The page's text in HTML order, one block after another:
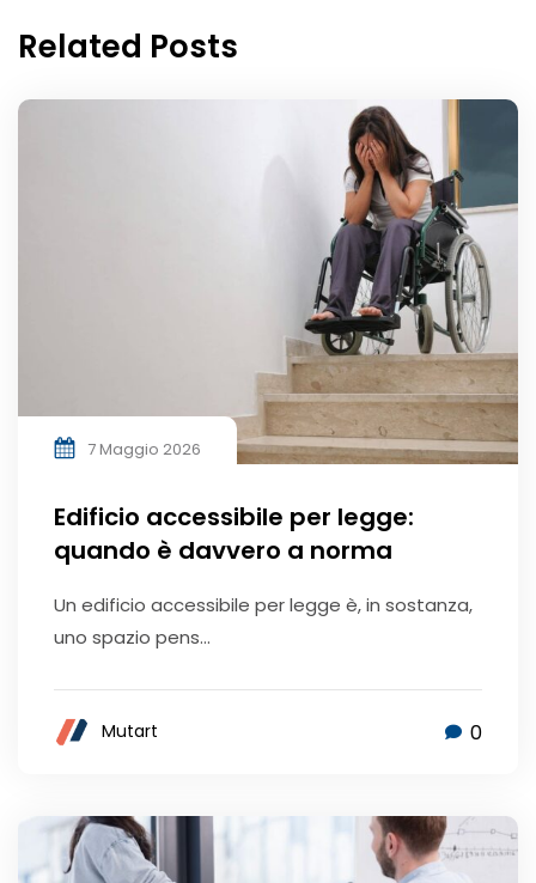
Related Posts
7 Maggio 2026
Edificio accessibile per legge:
quando è davvero a norma
Un edificio accessibile per legge è, in sostanza,
uno spazio pens...
Mutart 0